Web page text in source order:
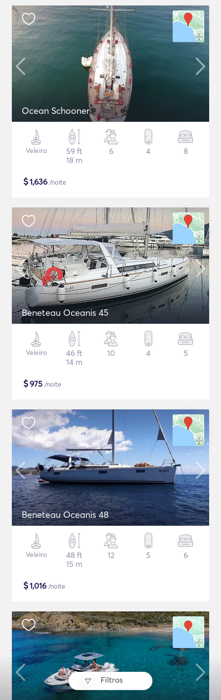
Filtros
Ocean Schooner
Veleiro
59 ft
18 m
6 4 8
$1,636 /noite
Beneteau Oceanis 45
Veleiro
46 ft
14 m
10 4 5
$975 /noite
Beneteau Oceanis 48
Veleiro
48 ft
15 m
12 5 6
$1,016 /noite